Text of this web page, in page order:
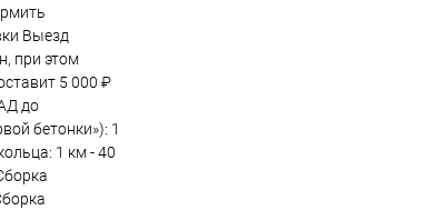
Выезд
при этом
5 000 ₽
до
бетонки»): 1
1 км - 40